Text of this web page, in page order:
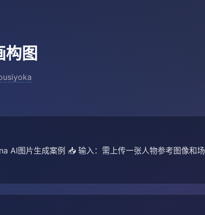
构图
AI图片生成案例 📥 输入：需上传一张人物参考图像和